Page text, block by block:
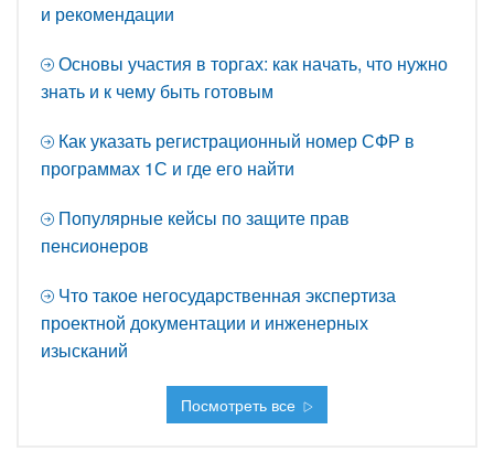
и рекомендации
Основы участия в торгах: как начать, что нужно
знать и к чему быть готовым
Как указать регистрационный номер СФР в
программах 1С и где его найти
Популярные кейсы по защите прав
пенсионеров
Что такое негосударственная экспертиза
проектной документации и инженерных
изысканий
Посмотреть все